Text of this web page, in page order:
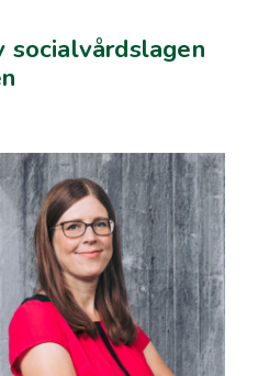
socialvårdslagen